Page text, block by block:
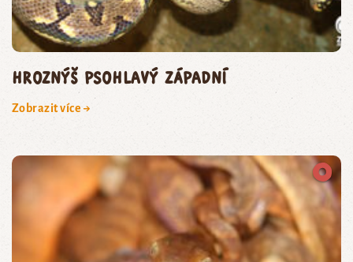
hroznýš psohlavý západní
Zobrazit více →